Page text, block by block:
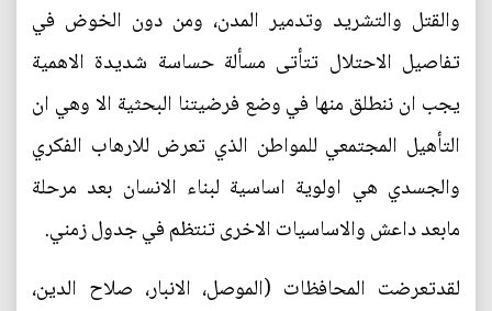
والقتل والتشريد وتدمير المدن، ومن دون الخوض في
تفاصيل الاحتلال تتأتى مسألة حساسة شديدة الاهمية
يجب ان ننطلق منها في وضع فرضيتنا البحثية الا وهي ان
التأهيل المجتمعي للمواطن الذي تعرض للارهاب الفكري
والجسدي هي اولوية اساسية لبناء الانسان بعد مرحلة
مابعد داعش والاساسيات الاخرى تنتظم في جدول زمني.
لقدتعرضت المحافظات (الموصل، الانبار، صلاح الدين،